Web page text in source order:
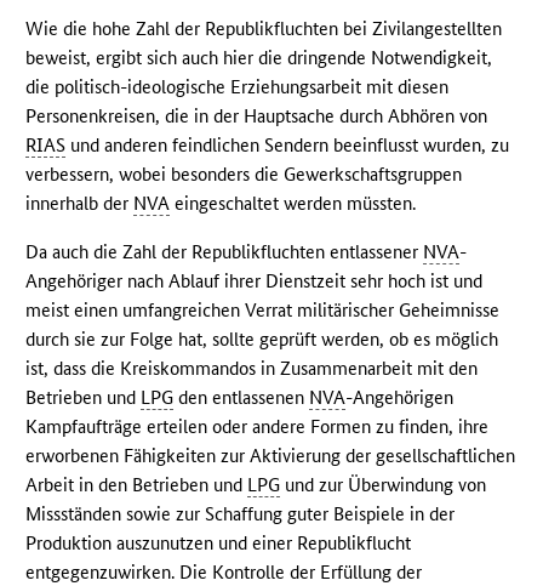
Wie die hohe Zahl der Republikfluchten bei Zivilangestellten
beweist, ergibt sich auch hier die dringende Notwendigkeit,
die politisch-ideologische Erziehungsarbeit mit diesen
Personenkreisen, die in der Hauptsache durch Abhören von
RIAS und anderen feindlichen Sendern beeinflusst wurden, zu
verbessern, wobei besonders die Gewerkschaftsgruppen
innerhalb der NVA eingeschaltet werden müssten.
Da auch die Zahl der Republikfluchten entlassener NVA-
Angehöriger nach Ablauf ihrer Dienstzeit sehr hoch ist und
meist einen umfangreichen Verrat militärischer Geheimnisse
durch sie zur Folge hat, sollte geprüft werden, ob es möglich
ist, dass die Kreiskommandos in Zusammenarbeit mit den
Betrieben und LPG den entlassenen NVA-Angehörigen
Kampfaufträge erteilen oder andere Formen zu finden, ihre
erworbenen Fähigkeiten zur Aktivierung der gesellschaftlichen
Arbeit in den Betrieben und LPG und zur Überwindung von
Missständen sowie zur Schaffung guter Beispiele in der
Produktion auszunutzen und einer Republikflucht
entgegenzuwirken. Die Kontrolle der Erfüllung der